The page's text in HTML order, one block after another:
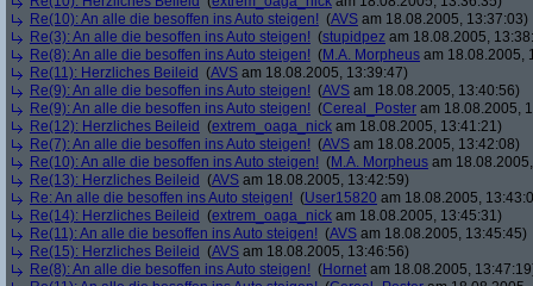
Re(10): An alle die besoffen ins Auto steigen! (AVS am 18.08.2005, 13:37:03)
Re(3): An alle die besoffen ins Auto steigen! (stupidpez am 18.08.2005,
Re(8): An alle die besoffen ins Auto steigen! (M.A. Morpheus am 18.08.2005,
Re(11): Herzliches Beileid (AVS am 18.08.2005, 13:39:47)
Re(9): An alle die besoffen ins Auto steigen! (AVS am 18.08.2005, 13:40:56)
Re(9): An alle die besoffen ins Auto steigen! (Cereal_Poster am 18.08.2005,
Re(12): Herzliches Beileid (extrem_oaga_nick am 18.08.2005, 13:41:21)
Re(7): An alle die besoffen ins Auto steigen! (AVS am 18.08.2005, 13:42:08)
Re(10): An alle die besoffen ins Auto steigen! (M.A. Morpheus am
Re(13): Herzliches Beileid (AVS am 18.08.2005, 13:42:59)
Re: An alle die besoffen ins Auto steigen! (User15820 am 18.08.2005,
Re(14): Herzliches Beileid (extrem_oaga_nick am 18.08.2005, 13:45:31)
Re(11): An alle die besoffen ins Auto steigen! (AVS am 18.08.2005, 13:45:45)
Re(15): Herzliches Beileid (AVS am 18.08.2005, 13:46:56)
Re(8): An alle die besoffen ins Auto steigen! (Hornet am 18.08.2005,